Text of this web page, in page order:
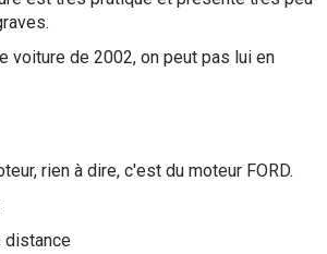
voiture de 2002, on peut pas lui en
rien à dire, c'est du moteur FORD.
distance